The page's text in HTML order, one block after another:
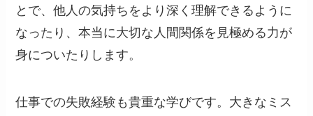
とで、他人の気持ちをより深く理解できるように
なったり、本当に大切な人間関係を見極める力が
身についたりします。
仕事での失敗経験も貴重な学びです。大きなミス